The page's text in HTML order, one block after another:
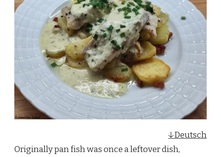
PANNFISCH
↓Deutsch
Originally pan fish was once a leftover dish,